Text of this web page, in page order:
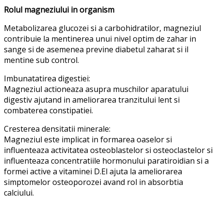
Rolul magneziului in organism
Metabolizarea glucozei si a carbohidratilor, magneziul
contribuie la mentinerea unui nivel optim de zahar in
sange si de asemenea previne diabetul zaharat si il
mentine sub control.
Imbunatatirea digestiei:
Magneziul actioneaza asupra muschilor aparatului
digestiv ajutand in ameliorarea tranzitului lent si
combaterea constipatiei.
Cresterea densitatii minerale:
Magneziul este implicat in formarea oaselor si
influenteaza activitatea osteoblastelor si osteoclastelor si
influenteaza concentratiile hormonului paratiroidian si a
formei active a vitaminei D.El ajuta la ameliorarea
simptomelor osteoporozei avand rol in absorbtia
calciului.